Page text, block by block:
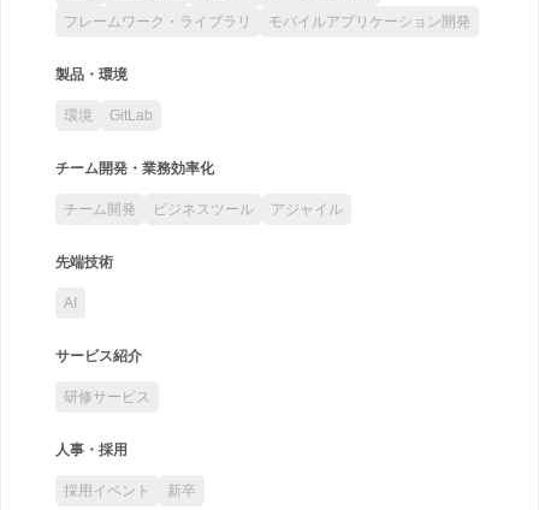
フレームワーク・ライブラリ
モバイルアプリケーション開発
製品・環境
環境 GitLab
チーム開発・業務効率化
チーム開発 ビジネスツール アジャイル
先端技術
AI
サービス紹介
研修サービス
人事・採用
採用イベント 新卒